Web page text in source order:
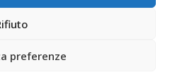
preferenze
– TUTTI I DIRITTI RISERVATI